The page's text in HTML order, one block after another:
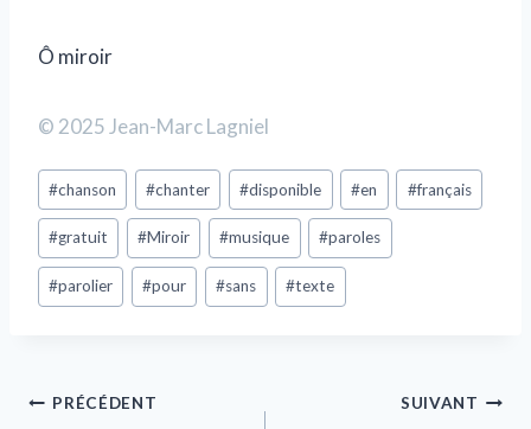
Ô miroir
© 2025 Jean-Marc Lagniel
#chanson #chanter #disponible #en #français
#gratuit #Miroir #musique #paroles
#parolier #pour #sans #texte
PRÉCÉDENT SUIVANT